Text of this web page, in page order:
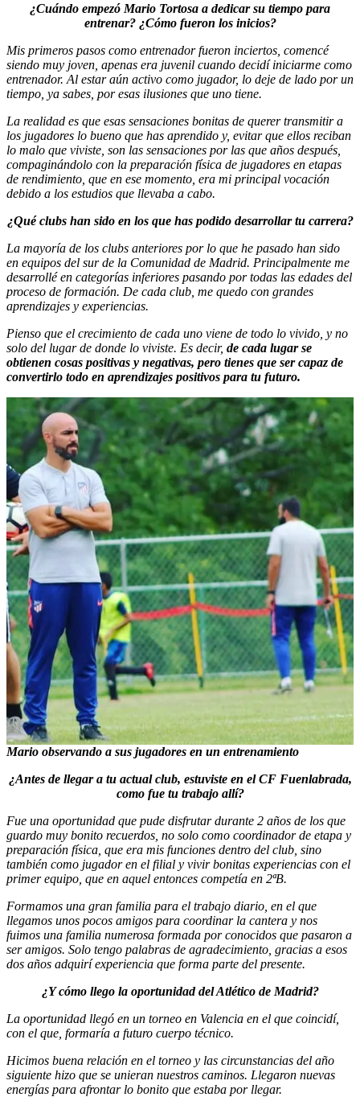
¿Cuándo empezó Mario Tortosa a dedicar su tiempo para
entrenar? ¿Cómo fueron los inicios?
Mis primeros pasos como entrenador fueron inciertos, comencé
siendo muy joven, apenas era juvenil cuando decidí iniciarme como
entrenador. Al estar aún activo como jugador, lo deje de lado por un
tiempo, ya sabes, por esas ilusiones que uno tiene.
La realidad es que esas sensaciones bonitas de querer transmitir a
los jugadores lo bueno que has aprendido y, evitar que ellos reciban
lo malo que viviste, son las sensaciones por las que años después,
compaginándolo con la preparación física de jugadores en etapas
de rendimiento, que en ese momento, era mi principal vocación
debido a los estudios que llevaba a cabo.
¿Qué clubs han sido en los que has podido desarrollar tu carrera?
La mayoría de los clubs anteriores por lo que he pasado han sido
en equipos del sur de la Comunidad de Madrid. Principalmente me
desarrollé en categorías inferiores pasando por todas las edades del
proceso de formación. De cada club, me quedo con grandes
aprendizajes y experiencias.
Pienso que el crecimiento de cada uno viene de todo lo vivido, y no
solo del lugar de donde lo viviste. Es decir, de cada lugar se
obtienen cosas positivas y negativas, pero tienes que ser capaz de
convertirlo todo en aprendizajes positivos para tu futuro.
Mario observando a sus jugadores en un entrenamiento
¿Antes de llegar a tu actual club, estuviste en el CF Fuenlabrada,
como fue tu trabajo allí?
Fue una oportunidad que pude disfrutar durante 2 años de los que
guardo muy bonito recuerdos, no solo como coordinador de etapa y
preparación física, que era mis funciones dentro del club, sino
también como jugador en el filial y vivir bonitas experiencias con el
primer equipo, que en aquel entonces competía en 2ªB.
Formamos una gran familia para el trabajo diario, en el que
llegamos unos pocos amigos para coordinar la cantera y nos
fuimos una familia numerosa formada por conocidos que pasaron a
ser amigos. Solo tengo palabras de agradecimiento, gracias a esos
dos años adquirí experiencia que forma parte del presente.
¿Y cómo llego la oportunidad del Atlético de Madrid?
La oportunidad llegó en un torneo en Valencia en el que coincidí,
con el que, formaría a futuro cuerpo técnico.
Hicimos buena relación en el torneo y las circunstancias del año
siguiente hizo que se unieran nuestros caminos. Llegaron nuevas
energías para afrontar lo bonito que estaba por llegar.